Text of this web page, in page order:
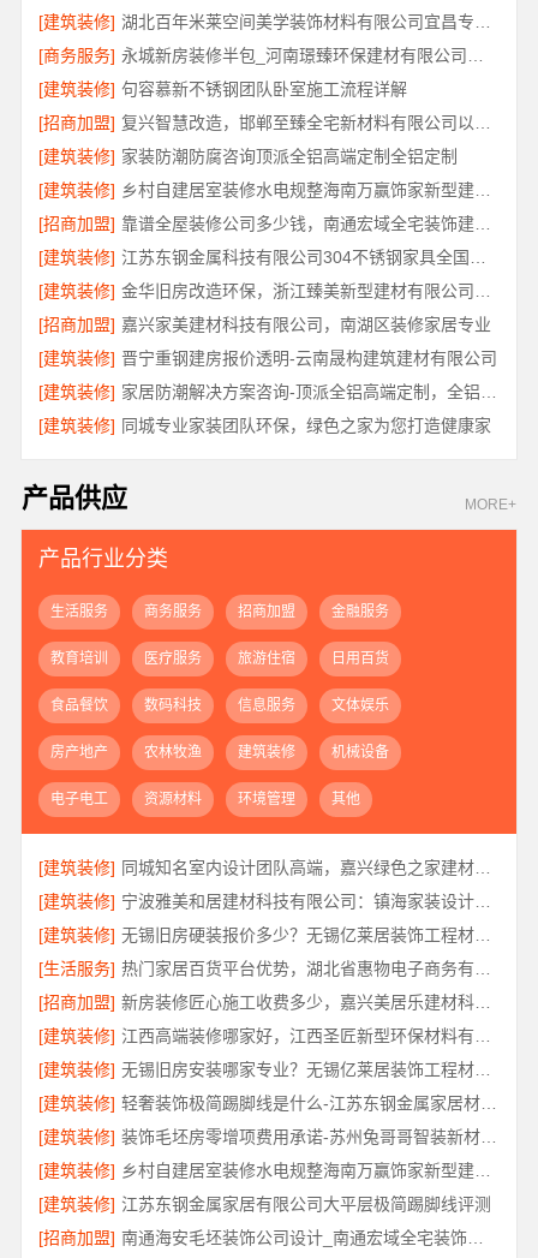
[建筑装修]
[商务服务]
[建筑装修] 句容慕新不锈钢团队卧室施工流程详解
[招商加盟]
[建筑装修] 家装防潮防腐咨询顶派全铝高端定制全铝定制
[建筑装修]
乡村自建居室装修水电规整海南万赢饰家新型建筑材料有限公司
[招商加盟]
靠谱全屋装修公司多少钱，南通宏域全宅装饰建材有限公司免费报价
[建筑装修]
[建筑装修]
[招商加盟] 嘉兴家美建材科技有限公司，南湖区装修家居专业
[建筑装修] 晋宁重钢建房报价透明-云南晟构建筑建材有限公司
[建筑装修]
[建筑装修] 同城专业家装团队环保，绿色之家为您打造健康家
产品供应 MORE+
产品行业分类
生活服务 商务服务 招商加盟 金融服务
教育培训 医疗服务 旅游住宿 日用百货
食品餐饮 数码科技 信息服务 文体娱乐
房产地产 农林牧渔 建筑装修 机械设备
电子电工 资源材料 环境管理 其他
[建筑装修]
同城知名室内设计团队高端，嘉兴绿色之家建材科技有限公司
[建筑装修]
宁波雅美和居建材科技有限公司：镇海家装设计合作联系方式
[建筑装修]
无锡旧房硬装报价多少？无锡亿莱居装饰工程材料有限公司为您提供标准化施工服务
[生活服务]
[招商加盟]
新房装修匠心施工收费多少，嘉兴美居乐建材科技有限公司
[建筑装修]
[建筑装修]
无锡旧房安装哪家专业？无锡亿莱居装饰工程材料有限公司经验丰富
[建筑装修]
轻奢装饰极简踢脚线是什么-江苏东钢金属家居材质解析
[建筑装修]
装饰毛坯房零增项费用承诺-苏州兔哥哥智装新材料有限公司明码标价
[建筑装修]
乡村自建居室装修水电规整海南万赢饰家新型建筑材料有限公
[建筑装修] 江苏东钢金属家居有限公司大平层极简踢脚线评测
[招商加盟]
南通海安毛坯装饰公司设计_南通宏域全宅装饰建材有限公司